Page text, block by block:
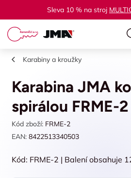
Sleva 10 % na stroj
Karabiny a kroužky
Karabina JMA
spirálou FRME-2
Kód zboží: FRME-2
EAN: 8422513340503
Kód: FRME-2 | Balení obsahuje